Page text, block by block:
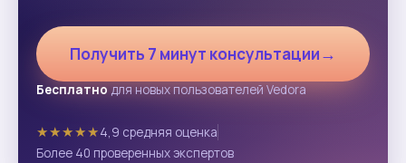
Получить 7 минут консультации→
Бесплатнодля новых пользователей Vedora
★★★★★4,9 средняя оценка
Более 40 проверенных экспертов